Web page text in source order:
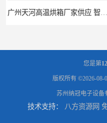
广州天河高温烘箱厂家供应 智能高温烘箱非标定制价格
您是第
版权所有 ©2026-08-
苏州纳冠电子设备
技术支持： 八方资源网